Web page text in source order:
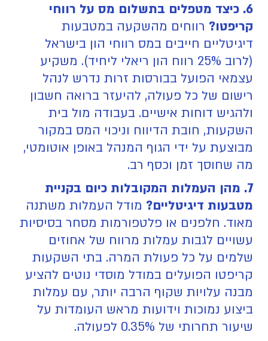
6. כיצד מטפלים בתשלום מס על רווחי
קריפטו? רווחים מהשקעה במטבעות
דיגיטליים חייבים במס רווחי הון בישראל
(לרוב 25% רווח הון ריאלי ליחיד). משקיע
עצמאי הפועל בבורסות זרות נדרש לנהל
רישום של כל פעולה, להיעזר ברואה חשבון
ולהגיש דוחות אישיים. בעבודה מול בית
השקעות, חובת הדיווח וניכוי המס במקור
מבוצעת על ידי הגוף המנהל באופן אוטומטי,
מה שחוסך זמן וכסף רב.
7. מהן העמלות המקובלות כיום בקניית
מטבעות דיגיטליים? מודל העמלות משתנה
מאוד. חלפנים או פלטפורמות מסחר בסיסיות
עשויים לגבות עמלות מרווח של אחוזים
שלמים על כל פעולת המרה. בתי השקעות
קריפטו הפועלים במודל מוסדי נוטים להציע
מבנה עלויות שקוף הרבה יותר, עם עמלות
ביצוע נמוכות וידועות מראש העומדות על
שיעור תחרותי של 0.35% לפעולה.